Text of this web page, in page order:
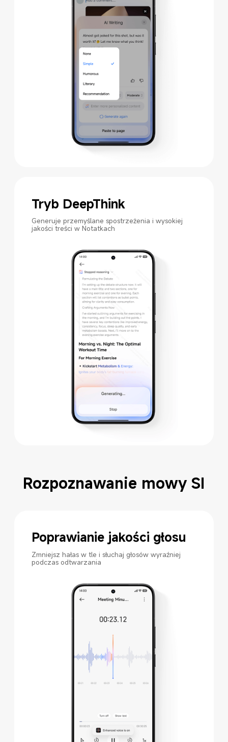
Tryb DeepThink
Generuje przemyślane spostrzeżenia i wysokiej
jakości treści w Notatkach
Rozpoznawanie mowy SI
Poprawianie jakości głosu
Zmniejsz hałas w tle i słuchaj głosów wyraźniej
podczas odtwarzania